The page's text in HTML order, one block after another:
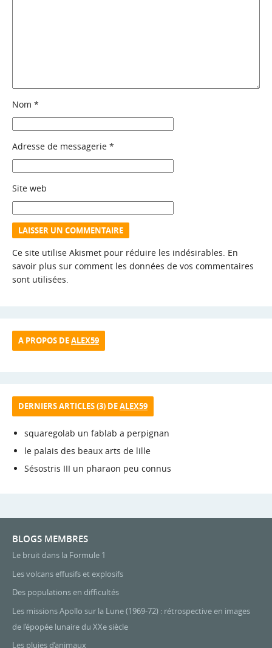
Nom *
Adresse de messagerie *
Site web
Ce site utilise Akismet pour réduire les indésirables. En
savoir plus sur comment les données de vos commentaires
sont utilisées
A PROPOS DEALEX59
DERNIERS ARTICLES (3) DEALEX59
squaregolab un fablab a perpignan
le palais des beaux arts de lille
Sésostris III un pharaon peu connus
BLOGS MEMBRES
Le bruit dans la Formule 1
Les volcans effusifs et explosifs
Des populations en difficultés
Les missions Apollo sur la Lune (1969-72) : rétrospective en images
de l’épopée lunaire du XXe siècle
Les pluies d’animaux